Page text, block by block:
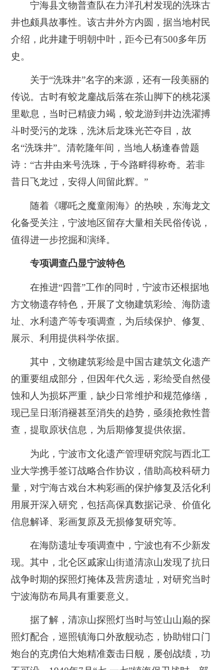
宁海县文物普查队在力洋孔村发现的洗珠古
井也颇具故事性。该古井外方内圆，据当地村民
介绍，此井建于明朝中叶，距今已有500多年历
史。
关于“洗珠井”名字的来源，还有一段美丽的
传说。古时有蛟龙鏖战后落在茶山脚下的桃花溪
里歇息，当时已精疲力竭，蛟龙游到井边洗濯搏
斗时受污的龙珠，洗沐后龙珠光芒夺目，故
名“洗珠井”。清乾隆年间，当地人杨逢春曾题
诗：“古井由来号洗珠，于今路畔得称奇。若非
昔日飞龙过，安得人间留此辉。”
随着《哪吒之魔童闹海》的热映，东海龙文
化备受关注，宁波地区留存大量相关民俗传说，
值得进一步挖掘和演绎。
专项调查凸显宁波特色
在推进“四普”工作的同时，宁波市还根据地
方文物遗存特色，开展了文物建筑彩绘、海防遗
址、水利遗产等专项调查，为后续保护、修复、
展示、利用提供科学依据。
其中，文物建筑彩绘是中国古建筑文化遗产
的重要组成部分，但因年代久远，彩绘受自然侵
蚀和人为损坏严重，缺少日常维护和规范修缮，
现已呈日渐消褪甚至消失的趋势，亟须抢救性普
查，提取原状信息，为后期修复提供依据。
为此，宁波市文化遗产管理研究院与西北工
业大学携手签订战略合作协议，借助高校科研力
量，对宁海古戏台木构彩画的保护修复及活化利
用展开深入研究，包括高保真数据记录、价值化
信息解译、彩画复原及无损修复研究等。
在海防遗址专项调查中，宁波也有不少新发
现。其中，北仑区戚家山街道清凉山发现了抗日
战争时期的探照灯掩体及营房遗址，对研究当时
宁波海防布局具有重要意义。
据了解，清凉山探照灯当时与笠山山巅的探
照灯配合，巡照镇海口外敌舰动态，协助钳口门
炮台的克虏伯大炮精准轰击日舰，屡创战绩，功